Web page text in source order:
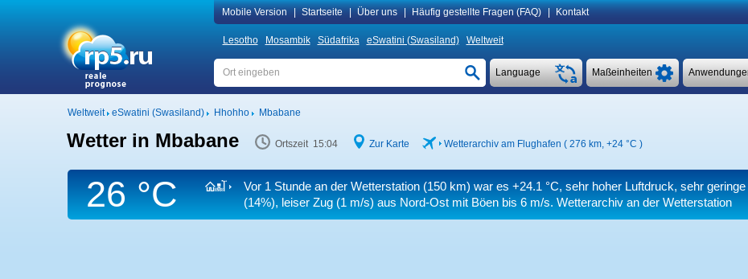
Mobile Version Startseite Über uns Häufig gestellte Fragen (FAQ) Kontakt
Lesotho Mosambik Südafrika eSwatini (Swasiland) Weltweit
Maßeinheiten
Language
Weltweit eSwatini (Swasiland) Hhohho Mbabane
Wetter in Mbabane Ortszeit 15:04 Zur Karte Wetterarchiv am Flughafen ( 276 km, +24 °C )
26 °C Vor 1 Stunde an der Wetterstation (150 km) war es +24.1 °C, sehr hoher Luftdruck, sehr
(14%), leiser Zug(1 m/s) aus Nord-Ostmit Böen bis 6 m/s. Wetterarchiv an der Wetterstation